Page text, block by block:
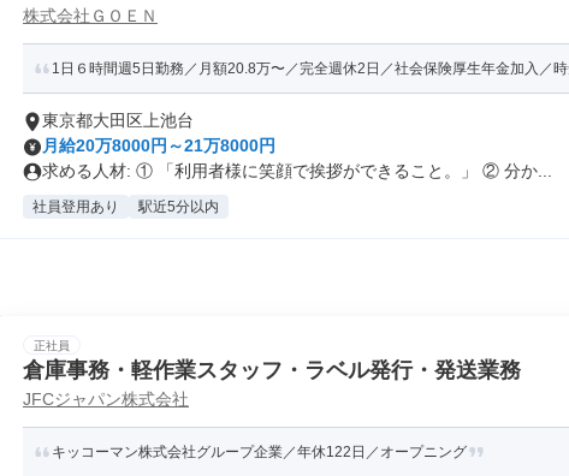
株式会社ＧＯＥＮ
1日６時間週5日勤務／月額20.8万〜／完全週休2日／社会保険厚生年金加入／
東京都大田区上池台
月給20万8000円～21万8000円
求める人材: ① 「利用者様に笑顔で挨拶ができること。」 ② 分か...
社員登用あり 駅近5分以内
正社員
倉庫事務・軽作業スタッフ・ラベル発行・発送業務
JFCジャパン株式会社
キッコーマン株式会社グループ企業／年休122日／オープニング